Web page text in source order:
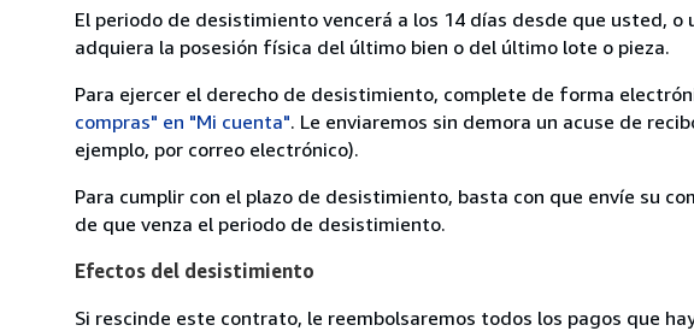
El periodo de desistimiento vencerá a los 14 días desde que usted,
adquiera la posesión física del último bien o del último lote o pieza.
Para ejercer el derecho de desistimiento, complete de forma
compras" en "Mi cuenta". Le enviaremos sin demora un acuse de
ejemplo, por correo electrónico).
Para cumplir con el plazo de desistimiento, basta con que envíe su
de que venza el periodo de desistimiento.
Efectos del desistimiento
Si rescinde este contrato, le reembolsaremos todos los pagos que